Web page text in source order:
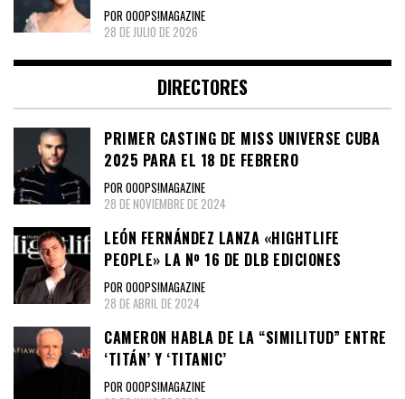
POR OOOPS!MAGAZINE
28 DE JULIO DE 2026
DIRECTORES
PRIMER CASTING DE MISS UNIVERSE CUBA
2025 PARA EL 18 DE FEBRERO
POR OOOPS!MAGAZINE
28 DE NOVIEMBRE DE 2024
LEÓN FERNÁNDEZ LANZA «HIGHTLIFE
PEOPLE» LA Nº 16 DE DLB EDICIONES
POR OOOPS!MAGAZINE
28 DE ABRIL DE 2024
CAMERON HABLA DE LA “SIMILITUD” ENTRE
‘TITÁN’ Y ‘TITANIC’
POR OOOPS!MAGAZINE